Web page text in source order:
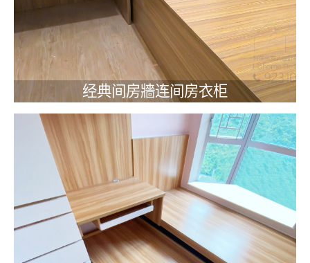
经典间房牆连间房衣柜